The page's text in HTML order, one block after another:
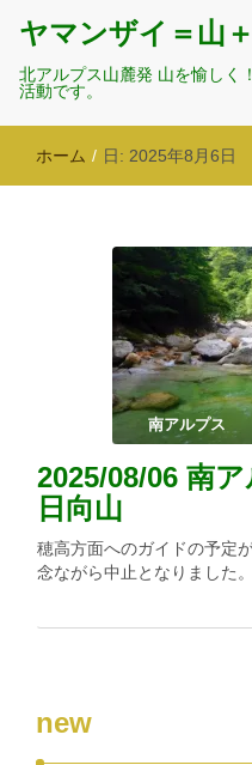
ヤマンザイ＝山
北アルプス山麓発 山を愉しく
活動です。
ホーム / 日: 2025年8月6日
南アルプス
2025/08/06 南
日向山
穂高方面へのガイドの予定
念ながら中止となりました
new